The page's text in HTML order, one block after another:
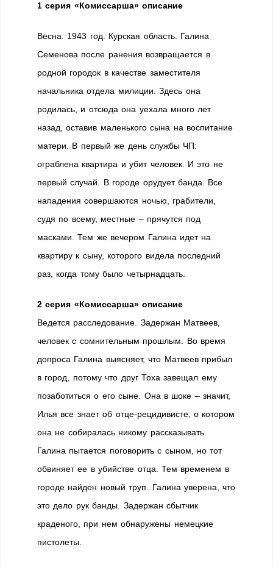
1 серия «Комиссарша» описание
Весна. 1943 год. Курская область. Галина
Семенова после ранения возвращается в
родной городок в качестве заместителя
начальника отдела милиции. Здесь она
родилась, и отсюда она уехала много лет
назад, оставив маленького сына на воспитание
матери. В первый же день службы ЧП:
ограблена квартира и убит человек. И это не
первый случай. В городе орудует банда. Все
нападения совершаются ночью, грабители,
судя по всему, местные – прячутся под
масками. Тем же вечером Галина идет на
квартиру к сыну, которого видела последний
раз, когда тому было четырнадцать.
2 серия «Комиссарша» описание
Ведется расследование. Задержан Матвеев,
человек с сомнительным прошлым. Во время
допроса Галина выясняет, что Матвеев прибыл
в город, потому что друг Тоха завещал ему
позаботиться о его сыне. Она в шоке – значит,
Илья все знает об отце-рецидивисте, о котором
она не собиралась никому рассказывать.
Галина пытается поговорить с сыном, но тот
обвиняет ее в убийстве отца. Тем временем в
городе найден новый труп. Галина уверена, что
это дело рук банды. Задержан сбытчик
краденого, при нем обнаружены немецкие
пистолеты.